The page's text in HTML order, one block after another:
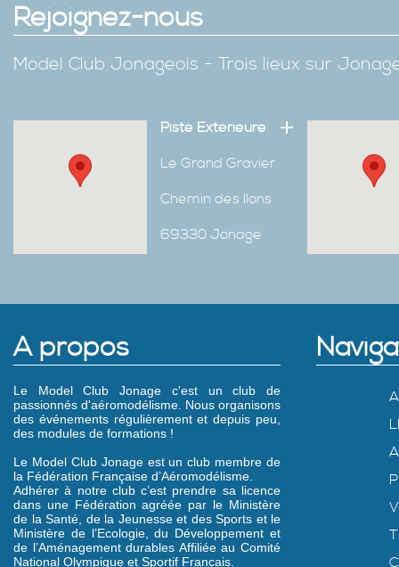
Rejoignez-nous
Model Club Jonageois - Trois lieux sur
Piste Extérieure
Le Grand Gravier
Chemin des Ilons
69330 Jonage
A propos
Le Model Club Jonage c'est un club de
passionnés d'aéromodélisme. Nous organisons
des événements régulièrement et depuis peu,
des modules de formations !
Le Model Club Jonage est un club membre de
la Fédération Française d’Aéromodélisme.
Adhérer à notre club c’est prendre sa licence
dans une Fédération agréée par le Ministère
de la Santé, de la Jeunesse et des Sports et le
Ministère de l’Ecologie, du Développement et
de l’Aménagement durables Affiliée au Comité
National Olympique et Sportif Français.